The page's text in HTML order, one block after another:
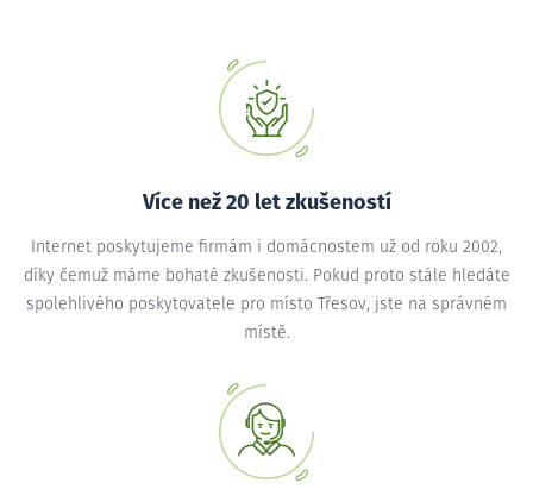
Více než 20 let zkušeností
Internet poskytujeme firmám i domácnostem už od roku 2002,
díky čemuž máme bohaté zkušenosti. Pokud proto stále hledáte
spolehlivého poskytovatele pro místo Třesov, jste na správném
místě.